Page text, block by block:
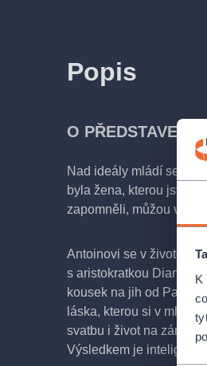
K
Popis
O PŘEDSTAVENÍ
Nad ideály mládí se
byla žena, kterou jste si
zapomněli, můžou vám
Antoinovi se v životě
s aristokratkou Diane z
kousek na jih od Paříže.
láska, kterou si v mládí
svatbu i život na zámku
Výsledkem je